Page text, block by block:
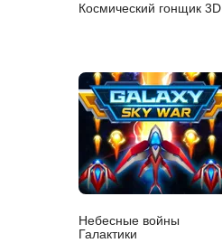
Космический гонщик 3D
Небесные войны
Галактики